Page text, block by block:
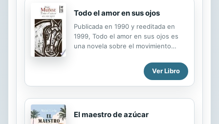
Todo el amor en sus ojos
Publicada en 1990 y reeditada en
1999, Todo el amor en sus ojos es
una novela sobre el movimiento
irrumpió en las calles en 2011, sino
sobre el que bulle al interior de las
universidades y los liceos a fines de
más crudos de la dictadura militar. En
Ver Libro
El maestro de azúcar